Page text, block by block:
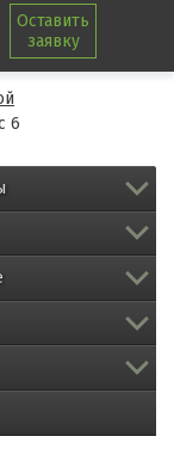
Оставить
заявку
6